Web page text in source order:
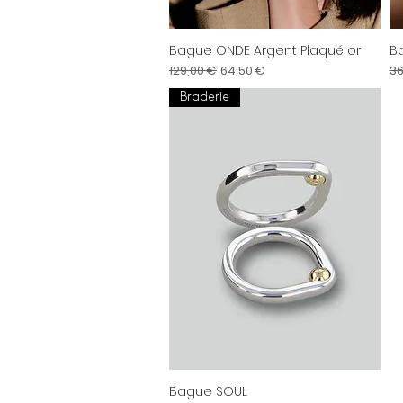
Aperçu rapide
Bague ONDE Argent Plaqué or
Prix original
129,00 € Prix promotionnel
64,50 €
Aperçu rapide
Braderie
Bague SOUL